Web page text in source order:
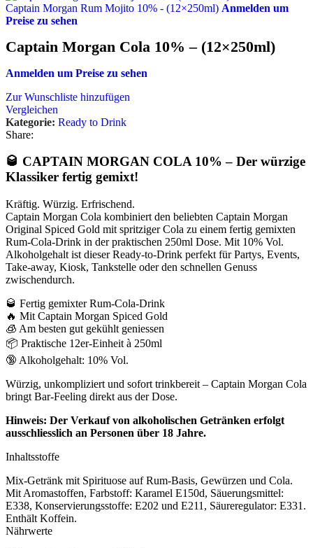
Captain Morgan Rum Mojito 10% - (12×250ml) Anmelden um
Preise zu sehen
Captain Morgan Cola 10% – (12×250ml)
Anmelden um Preise zu sehen
Zur Wunschliste hinzufügen
Vergleichen
Kategorie: Ready to Drink
Share:
🥃 CAPTAIN MORGAN COLA 10% – Der würzige
Klassiker fertig gemixt!
Kräftig. Würzig. Erfrischend.
Captain Morgan Cola kombiniert den beliebten Captain Morgan
Original Spiced Gold mit spritziger Cola zu einem fertig gemixten
Rum-Cola-Drink in der praktischen 250ml Dose. Mit 10% Vol.
Alkoholgehalt ist dieser Ready-to-Drink perfekt für Partys, Events,
Take-away, Kiosk, Tankstelle oder den schnellen Genuss
zwischendurch.
🥃 Fertig gemixter Rum-Cola-Drink
🔥 Mit Captain Morgan Spiced Gold
🧊 Am besten gut gekühlt geniessen
📦 Praktische 12er-Einheit à 250ml
🔞 Alkoholgehalt: 10% Vol.
Würzig, unkompliziert und sofort trinkbereit – Captain Morgan Cola
bringt Bar-Feeling direkt aus der Dose.
Hinweis: Der Verkauf von alkoholischen Getränken erfolgt
ausschliesslich an Personen über 18 Jahre.
Inhaltsstoffe
Mix-Getränk mit Spirituose auf Rum-Basis, Gewürzen und Cola.
Mit Aromastoffen, Farbstoff: Karamel E150d, Säuerungsmittel:
E338, Konservierungsstoffe: E202 und E211, Säureregulator: E331.
Enthält Koffein.
Nährwerte